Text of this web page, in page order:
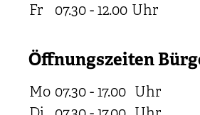
Fr
07.30 - 12.00 Uhr
Öffnungszeiten
Mo 07.30 - 17.00 Uhr